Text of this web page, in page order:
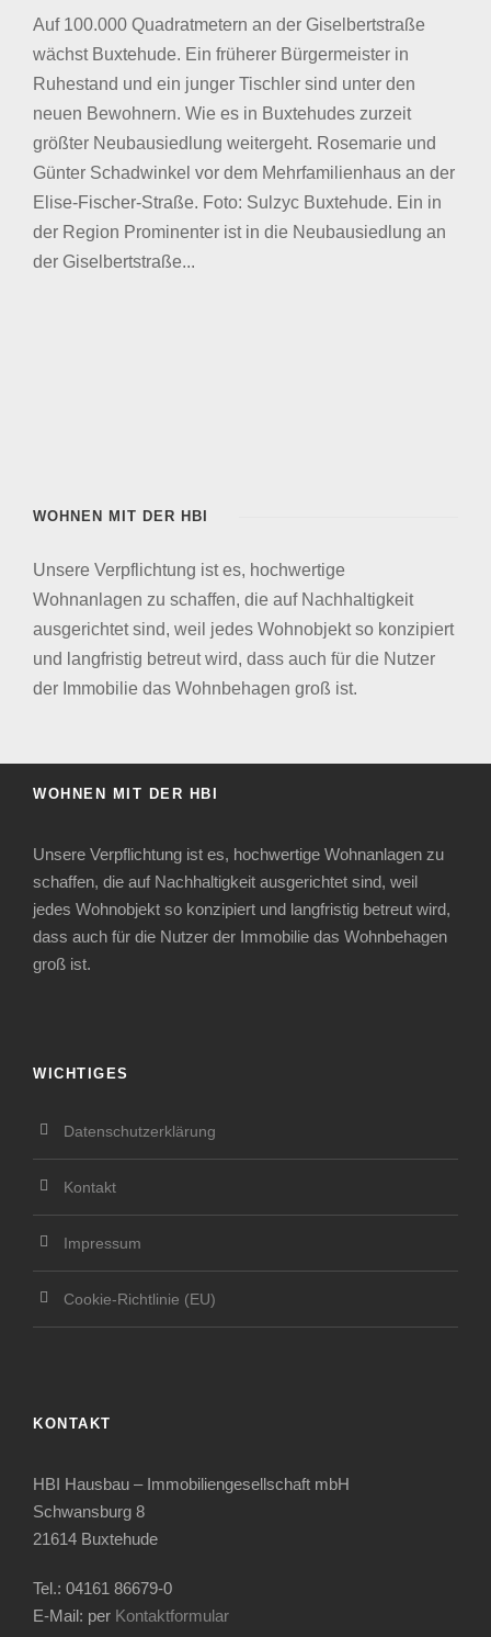
Auf 100.000 Quadratmetern an der Giselbertstraße
wächst Buxtehude. Ein früherer Bürgermeister in
Ruhestand und ein junger Tischler sind unter den
neuen Bewohnern. Wie es in Buxtehudes zurzeit
größter Neubausiedlung weitergeht. Rosemarie und
Günter Schadwinkel vor dem Mehrfamilienhaus an der
Elise-Fischer-Straße. Foto: Sulzyc Buxtehude. Ein in
der Region Prominenter ist in die Neubausiedlung an
der Giselbertstraße...
WOHNEN MIT DER HBI
Unsere Verpflichtung ist es, hochwertige
Wohnanlagen zu schaffen, die auf Nachhaltigkeit
ausgerichtet sind, weil jedes Wohnobjekt so konzipiert
und langfristig betreut wird, dass auch für die Nutzer
der Immobilie das Wohnbehagen groß ist.
WOHNEN MIT DER HBI
Unsere Verpflichtung ist es, hochwertige Wohnanlagen zu
schaffen, die auf Nachhaltigkeit ausgerichtet sind, weil
jedes Wohnobjekt so konzipiert und langfristig betreut wird,
dass auch für die Nutzer der Immobilie das Wohnbehagen
groß ist.
WICHTIGES
Datenschutzerklärung
Kontakt
Impressum
Cookie-Richtlinie (EU)
KONTAKT
HBI Hausbau – Immobiliengesellschaft mbH
Schwansburg 8
21614 Buxtehude
Tel.: 04161 86679-0
E-Mail: per Kontaktformular